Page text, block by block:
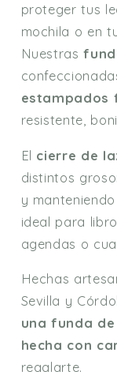
proteger tus
mochila o en
Nuestras
estampados
resistente,
El cierre de
distintos
y
ideal para
agendas o
Hechas
Sevilla y
una funda
hecha con
regalarte.